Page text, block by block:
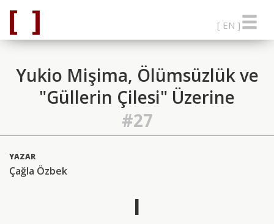
[ EN ]
Yukio Mişima, Ölümsüzlük ve
"Güllerin Çilesi" Üzerine
#27
YAZAR
Çağla Özbek
I